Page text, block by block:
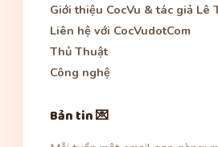
Giới thiệu CocVu & tác giả Lê
Liên hệ với CocVudotCom
Thủ Thuật
Công nghệ
Bản tin 💌